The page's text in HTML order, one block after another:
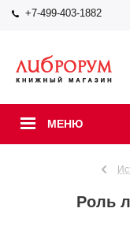
+7-499-403-1882
МЕНЮ
Роль